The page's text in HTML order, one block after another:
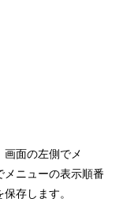
画面の左側でメ
メニューの表示順番
存します。